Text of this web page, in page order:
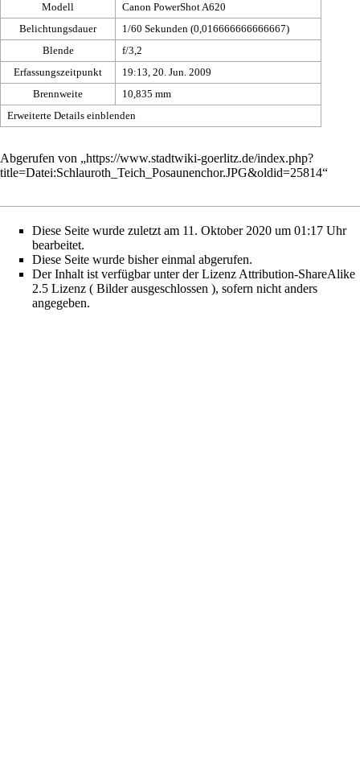
Modell
Canon PowerShot A620
Belichtungsdauer
1/60 Sekunden (0,016666666666667)
Blende
f/3,2
Erfassungszeitpunkt
19:13, 20. Jun. 2009
Brennweite
10,835 mm
Erweiterte Details einblenden
Abgerufen von „https://www.stadtwiki-goerlitz.de/index.php?
title=Datei:Schlauroth_Teich_Posaunenchor.JPG&oldid=25814“
Diese Seite wurde zuletzt am 11. Oktober 2020 um 01:17 Uhr
bearbeitet.
Diese Seite wurde bisher einmal abgerufen.
Der Inhalt ist verfügbar unter der Lizenz Attribution-ShareAlike
2.5 Lizenz ( Bilder ausgeschlossen ), sofern nicht anders
angegeben.